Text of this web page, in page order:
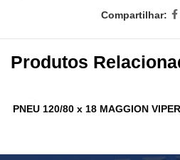
Compartilhar:
Produtos
PNEU 120/80 x 18 MAGGION